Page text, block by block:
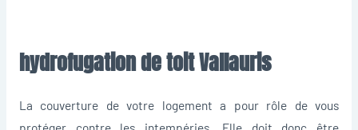
hydrofugation de toit Vallauris
La couverture de votre logement a pour rôle de vous
protéger contre les intempéries. Elle doit donc être